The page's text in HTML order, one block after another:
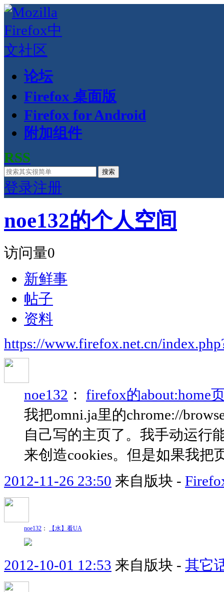
论坛
Firefox 桌面版
Firefox for Android
附加组件
RSS
搜索
登录注册
noe132的个人空间
访问量0
新鲜事
帖子
资料
https://www.firefox.net.cn/
noe132 ： firefox的about:home
我把omni.ja里的chrome://
自己写的主页了。我手动运行
来创造cookies。但是如果我把
2012-11-26 23:50 来自版块 -
noe132 ： 【水】看UA
2012-10-01 12:53 来自版块 - 其它